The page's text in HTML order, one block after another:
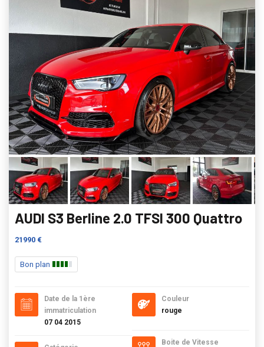
AUDI S3 Berline 2.0 TFSI 300 Quattro
21990 €
Bon plan
Date de la 1ère
immatriculation
07 04 2015
Couleur
rouge
Boite de Vitesse